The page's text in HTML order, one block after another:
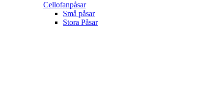
Cellofanpåsar
Små påsar
Stora Påsar